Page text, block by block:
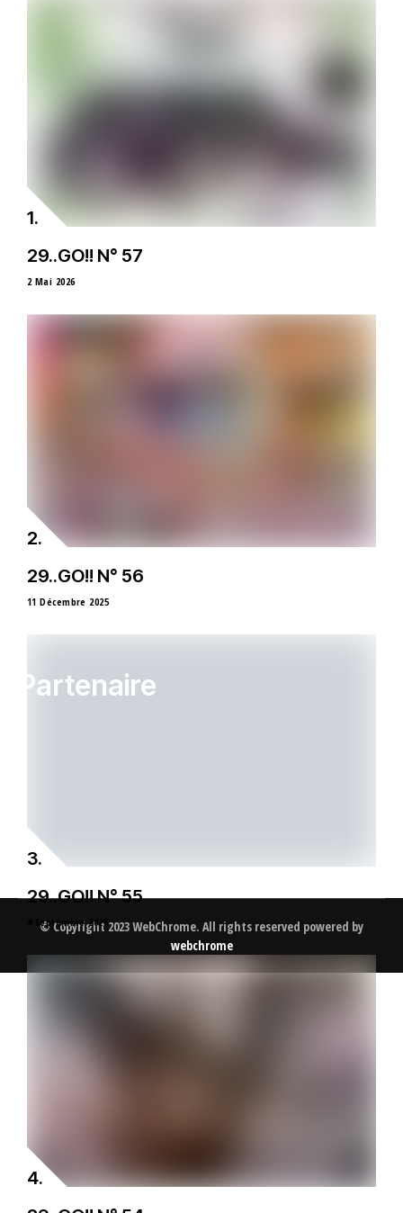
29..GO!! N° 57
2 Mai 2026
29..GO!! N° 56
11 Décembre 2025
29..GO!! N° 55
4 Septembre 2025
Partenaire
© Copyright 2023 WebChrome. All rights reserved powered by
webchrome